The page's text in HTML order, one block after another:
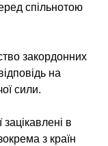
спільнотою
закордонних
на
сили.
в
з країн